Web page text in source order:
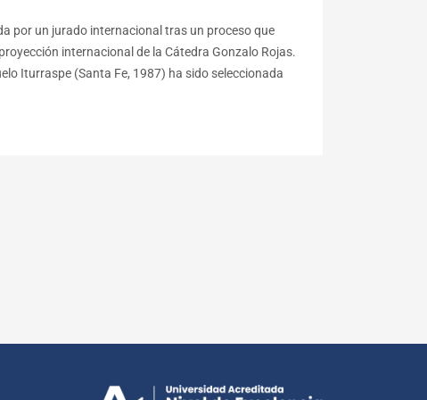
por un jurado internacional tras un proceso que
internacional de la Cátedra Gonzalo Rojas.
Iturraspe (Santa Fe, 1987) ha sido seleccionada